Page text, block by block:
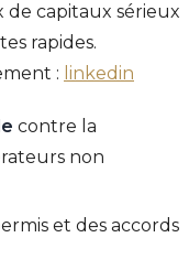
de capitaux sérieux
rapides.
: linkedin
contre la
non
et des accords